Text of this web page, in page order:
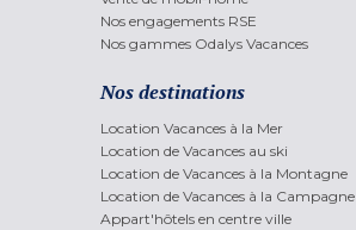
Nos engagements RSE
Nos gammes Odalys Vacances
Nos destinations
Location Vacances à la Mer
Location de Vacances au ski
Location de Vacances à la Montagne
Location de Vacances à la Campagne
Appart'hôtels en centre ville